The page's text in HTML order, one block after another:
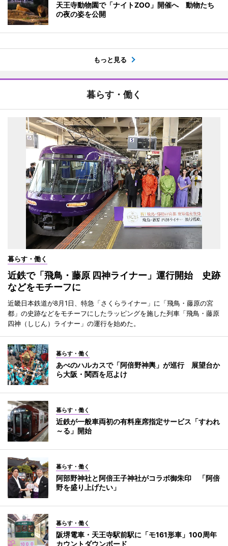
天王寺動物園で「ナイトZOO」開催へ 動物たち
の夜の姿を公開
もっと見る
暮らす・働く
暮らす・働く
近鉄で「飛鳥・藤原 四神ライナー」運行開始 史跡
などをモチーフに
近畿日本鉄道が8月1日、特急「さくらライナー」に「飛鳥・藤原の宮
都」の史跡などをモチーフにしたラッピングを施した列車「飛鳥・藤原
四神（しじん）ライナー」の運行を始めた。
暮らす・働く
あべのハルカスで「阿倍野神輿」が巡行 展望台か
ら大阪・関西を厄よけ
暮らす・働く
近鉄が一般車両初の有料座席指定サービス「すわれ
～る」開始
暮らす・働く
阿部野神社と阿倍王子神社がコラボ御朱印 「阿倍
野を盛り上げたい」
暮らす・働く
阪堺電車・天王寺駅前駅に「モ161形車」100周年
カウントダウンボード